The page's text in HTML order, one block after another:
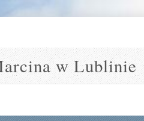
w Lublinie